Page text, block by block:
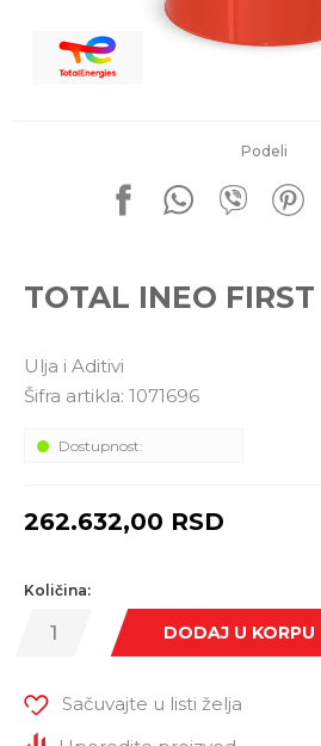
Podeli
TOTAL INEO
Ulja i Aditivi
Šifra artikla: 1071696
Dostupnost:
262.632,00 RSD
Količina:
DODAJ U KORPU
Sačuvajte u listi želja
porudžbine
011 4427900
Radno vreme
Pišite nam
office@kitcommerce.rs